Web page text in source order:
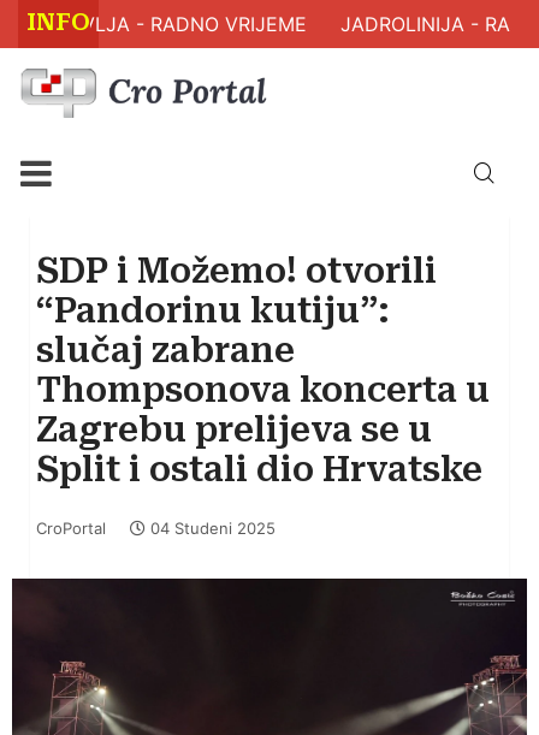
INFO
ZDRAVLJA - RADNO VRIJEME JADROLINIJA -
SDP i Možemo! otvorili
“Pandorinu kutiju”:
slučaj zabrane
Thompsonova koncerta u
Zagrebu prelijeva se u
Split i ostali dio Hrvatske
CroPortal 04 Studeni 2025